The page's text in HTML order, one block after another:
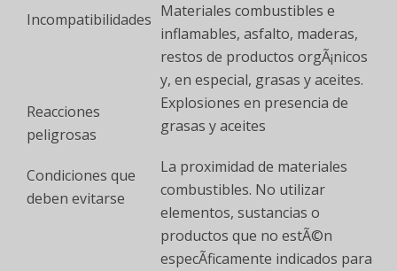
Incompatibilidades Materiales combustibles e
inflamables, asfalto, maderas,
restos de productos orgÃ¡nicos
y, en especial, grasas y aceites.
Reacciones
peligrosas
Explosiones en presencia de
grasas y aceites
Condiciones que
deben evitarse
La proximidad de materiales
combustibles. No utilizar
elementos, sustancias o
productos que no estÃ©n
especÃ­ficamente indicados para